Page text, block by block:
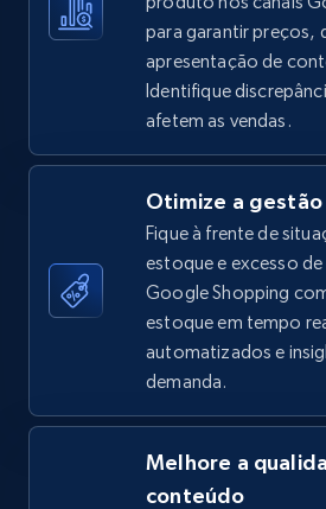
TikTok Shop - Collect TikTok
by keywords search
price, Final price, Discount
667+
TikTok Shop - discover
URL, Title, Available, Description,
price, Final price, Discount
para garantir preços,
apresentação de
Identifique
afetem as vendas.
Otimize a
Fique à frente de
estoque e excesso
Google Shopping
estoque em tempo
automatizados e
demanda.
Melhore a
conteúdo